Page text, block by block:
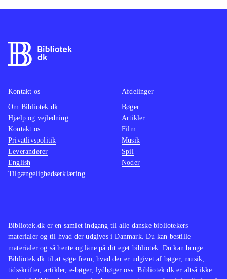
Bibliotek.dk er en samlet indgang til alle danske bibliotekers
materialer og til hvad der udgives i Danmark. Du kan bestille
materialer og så hente og låne på dit eget bibliotek. Du kan bruge
Bibliotek.dk til at søge frem, hvad der er udgivet af bøger, musik,
tidsskrifter, artikler, e-bøger, lydbøger osv. Bibliotek.dk er altså ikke
Kontakt os
Om Bibliotek.dk
Hjælp og vejledning
Kontakt os
Privatlivspolitik
Leverandører
English
Tilgængelighedserklæring
Afdelinger
Bøger
Artikler
Film
Musik
Spil
Noder